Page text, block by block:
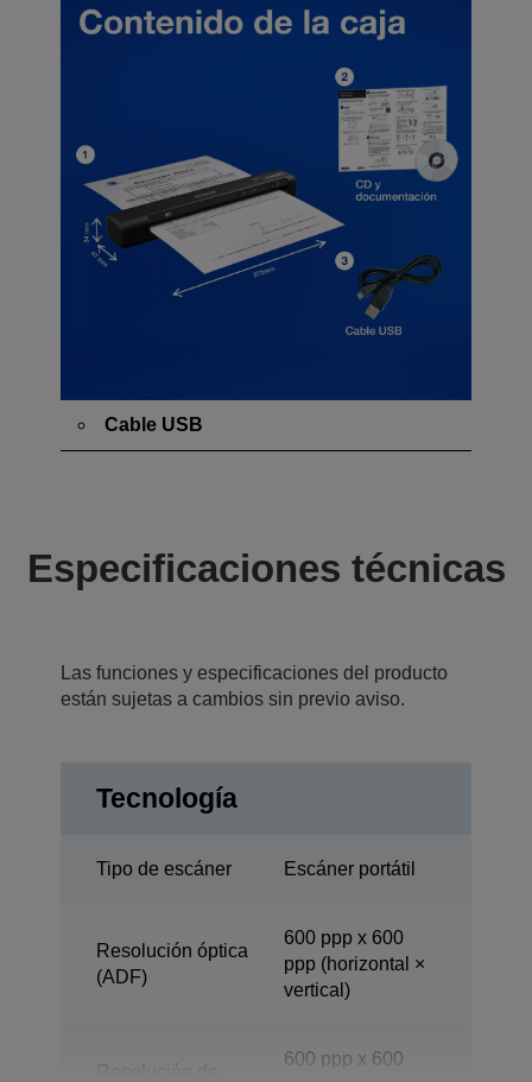
Cable USB
Especificaciones técnicas
Las funciones y especificaciones del producto
están sujetas a cambios sin previo aviso.
Tecnología
Tipo de escáner Escáner portátil
Resolución óptica
(ADF)
600 ppp x 600
ppp (horizontal ×
vertical)
600 ppp x 600